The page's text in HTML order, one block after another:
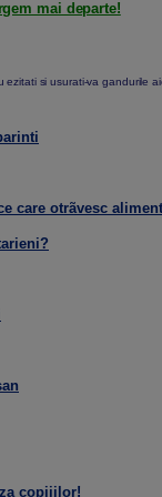
mai departe!
ezitati si usurati-va gandurile
care otrãvesc
copiiilor!